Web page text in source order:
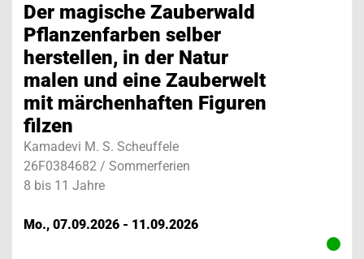
Der magische Zauberwald
Pflanzenfarben selber
herstellen, in der Natur
malen und eine Zauberwelt
mit märchenhaften Figuren
filzen
Kamadevi M. S. Scheuffele
26F0384682 / Sommerferien
8 bis 11 Jahre
Mo., 07.09.2026 - 11.09.2026